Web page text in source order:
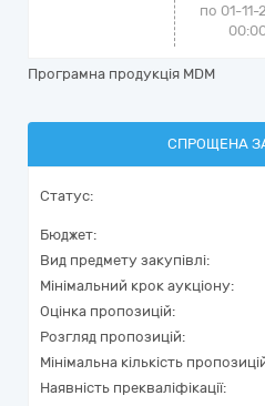
по 01-11-
Програмна продукція MDM
СПРОЩЕНА
Статус:
Бюджет:
Вид предмету закупівлі:
Мінімальний крок аукціону:
Оцінка пропозицій:
Розгляд пропозицій:
Мінімальна кількість
Наявність прекваліфікації: